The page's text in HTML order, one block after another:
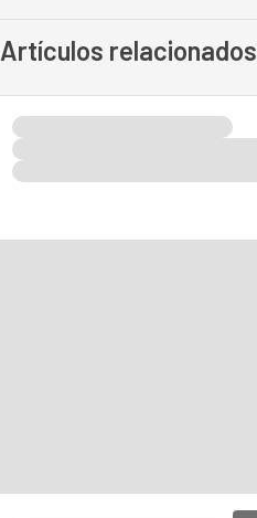
Artículos relacionados